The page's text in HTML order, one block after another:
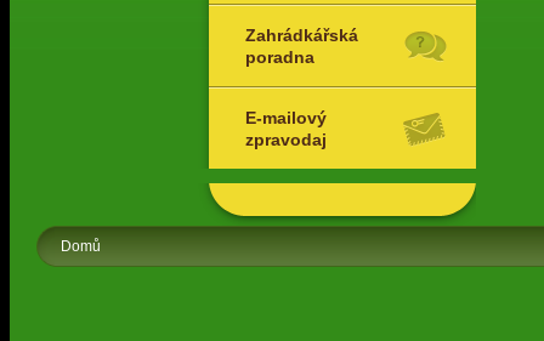
Zahrádkářská
poradna
E-mailový
zpravodaj
Domů